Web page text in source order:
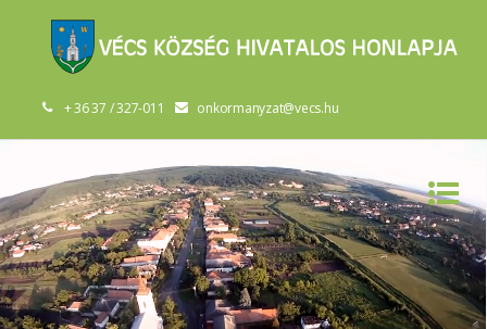
+ 36 37 / 327-011 onkormanyzat@vecs.hu